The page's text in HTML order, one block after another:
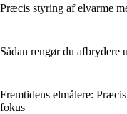
Præcis styring af elvarme
Sådan rengør du afbrydere
Fremtidens elmålere:
fokus